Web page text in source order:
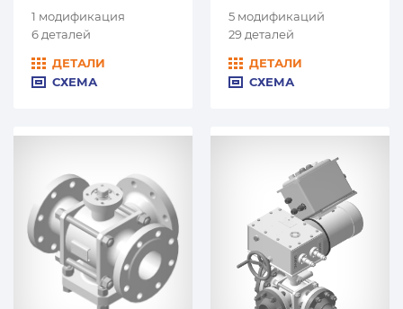
1 модификация
6 деталей
ДЕТАЛИ
СХЕМА
5 модификаций
29 деталей
ДЕТАЛИ
СХЕМА